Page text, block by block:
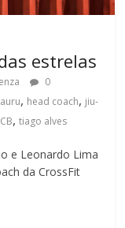
estrelas
0
, head coach, jiu-
,tiago alves
e Leonardo Lima
da CrossFit